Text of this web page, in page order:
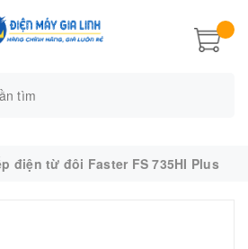
điện từ đôi Faster FS 735HI Plus